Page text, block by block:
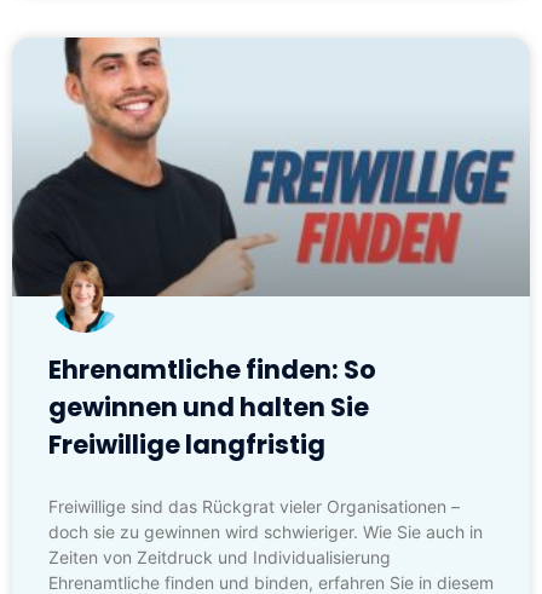
Ehrenamtliche finden: So
gewinnen und halten Sie
Freiwillige langfristig
Freiwillige sind das Rückgrat vieler Organisationen –
doch sie zu gewinnen wird schwieriger. Wie Sie auch in
Zeiten von Zeitdruck und Individualisierung
Ehrenamtliche finden und binden, erfahren Sie in diesem